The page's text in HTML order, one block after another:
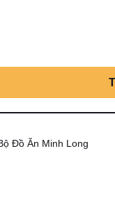
Đồ Ăn Minh Long